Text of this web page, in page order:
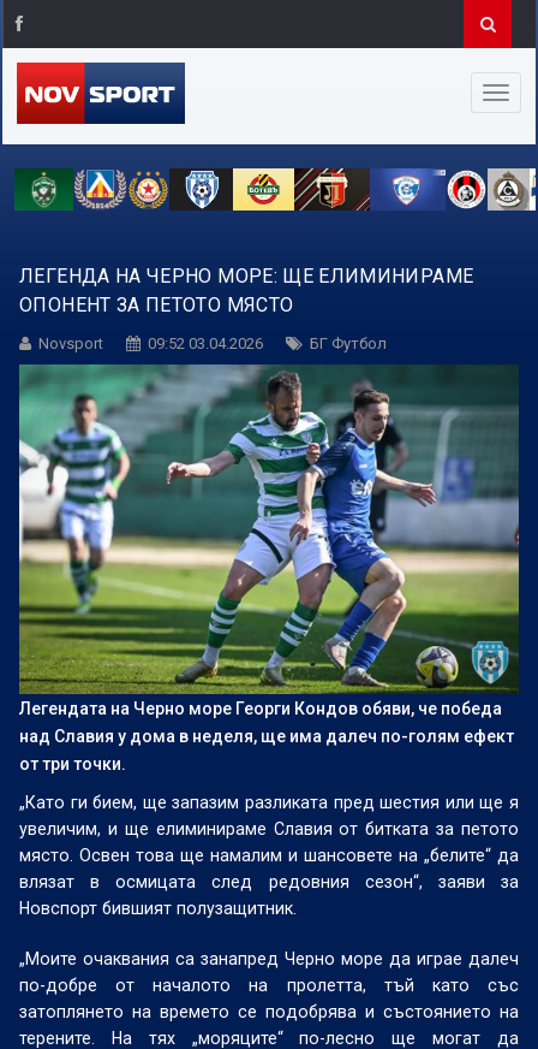
ЛЕГЕНДА НА ЧЕРНО МОРЕ: ЩЕ ЕЛИМИНИРАМЕ
ОПОНЕНТ ЗА ПЕТОТО МЯСТО
Novsport 09:52 03.04.2026 БГ Футбол
Легендата на Черно море Георги Кондов обяви, че победа
над Славия у дома в неделя, ще има далеч по-голям ефект
от три точки.
„Като ги бием, ще запазим разликата пред шестия или ще я
увеличим, и ще елиминираме Славия от битката за петото
място. Освен това ще намалим и шансовете на „белите“ да
влязат в осмицата след редовния сезон“, заяви за
Новспорт бившият полузащитник.
„Моите очаквания са занапред Черно море да играе далеч
по-добре от началото на пролетта, тъй като със
затоплянето на времето се подобрява и състоянието на
терените. На тях „моряците“ по-лесно ще могат да